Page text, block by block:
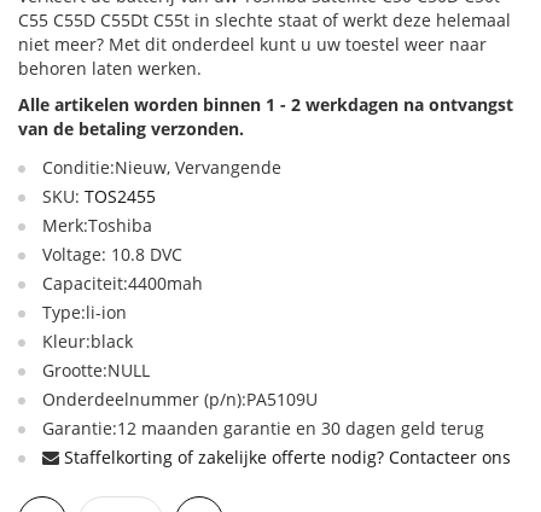
C55 C55D C55Dt C55t in slechte staat of werkt deze helemaal
niet meer? Met dit onderdeel kunt u uw toestel weer naar
behoren laten werken.
Alle artikelen worden binnen 1 - 2 werkdagen na ontvangst
van de betaling verzonden.
Conditie:Nieuw, Vervangende
SKU: TOS2455
Merk:Toshiba
Voltage: 10.8 DVC
Capaciteit:4400mah
Type:li-ion
Kleur:black
Grootte:NULL
Onderdeelnummer (p/n):PA5109U
Garantie:12 maanden garantie en 30 dagen geld terug
Staffelkorting of zakelijke offerte nodig? Contacteer ons